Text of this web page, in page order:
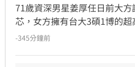
71歲資深男星姜厚任日前大
芯，女方擁有台大3碩1博的
然而，隨即有網友質疑其學歷
-345分鐘前